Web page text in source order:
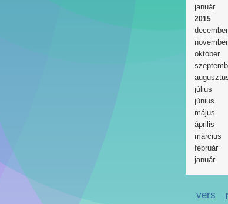
január
2015
december
november
október
július
június
május
április
március
február
január
vers